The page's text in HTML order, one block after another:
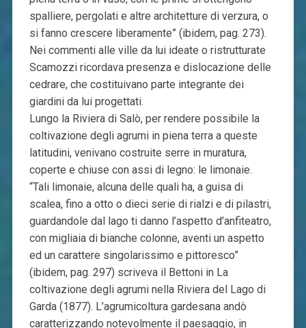
spalliere, pergolati e altre architetture di verzura, o
si fanno crescere liberamente” (ibidem, pag. 273).
Nei commenti alle ville da lui ideate o ristrutturate
Scamozzi ricordava presenza e dislocazione delle
cedrare, che costituivano parte integrante dei
giardini da lui progettati.
Lungo la Riviera di Salò, per rendere possibile la
coltivazione degli agrumi in piena terra a queste
latitudini, venivano costruite serre in muratura,
coperte e chiuse con assi di legno: le limonaie.
“Tali limonaie, alcuna delle quali ha, a guisa di
scalea, fino a otto o dieci serie di rialzi e di pilastri,
guardandole dal lago ti danno l’aspetto d’anfiteatro,
con migliaia di bianche colonne, aventi un aspetto
ed un carattere singolarissimo e pittoresco”
(ibidem, pag. 297) scriveva il Bettoni in La
coltivazione degli agrumi nella Riviera del Lago di
Garda (1877). L’agrumicoltura gardesana andò
caratterizzando notevolmente il paesaggio, in